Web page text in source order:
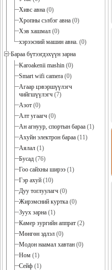
Хивс авна (0)
Хропны сэлбэг авна (0)
Хэв хашмал (0)
хэрээсний машин авна. (0)
Бараа бүтээгдэхүүн зарна
Karoakenii mashin (0)
Smart wifi camera (0)
Агаар цэвэршүүлэгч
чийгшүүлэгч (7)
Азот (0)
Алт угаагч (0)
Ан агнуур, спортын бараа (1)
Ахуйн электрон бараа (11)
Аялал (1)
Бусад (76)
Гоо сайхны ширээ (1)
Гэр ахуй (10)
Дуу тоглуулагч (0)
Жирэмсний куртка (0)
Зуух зарна (1)
Камер зургийн аппрат (2)
Мөнгөн эдлэл (0)
Модон наамал хавтан (0)
Ном (1)
Сейф (1)